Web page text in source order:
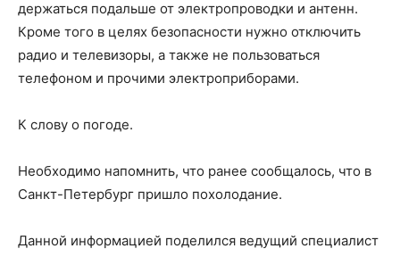
держаться подальше от электропроводки и антенн.
Кроме того в целях безопасности нужно отключить
радио и телевизоры, а также не пользоваться
телефоном и прочими электроприборами.
К слову о погоде.
Необходимо напомнить, что ранее сообщалось, что в
Санкт-Петербург пришло похолодание.
Данной информацией поделился ведущий специалист